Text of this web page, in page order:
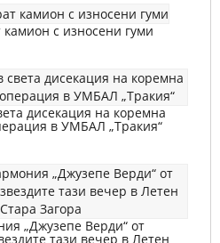
с износени гуми
дисекация на коремна
в УМБАЛ „Тракия“
„Джузепе Верди“ от
тази вечер в Летен